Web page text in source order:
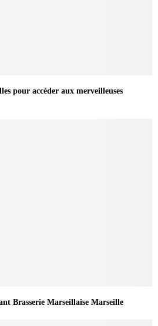
pour accéder aux merveilleuses
Brasserie Marseillaise Marseille